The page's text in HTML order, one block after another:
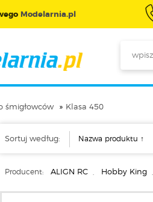
Modelarnia.pl
śmigłowców Klasa 450
Sortuj według:
Producent: ALIGN RC Hobby King